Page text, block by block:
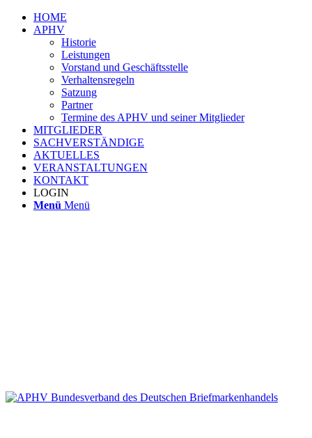
HOME
APHV
Historie
Leistungen
Vorstand und Geschäftsstelle
Verhaltensregeln
Satzung
Partner
Termine des APHV und seiner Mitglieder
MITGLIEDER
SACHVERSTÄNDIGE
AKTUELLES
VERANSTALTUNGEN
KONTAKT
LOGIN
Menü Menü